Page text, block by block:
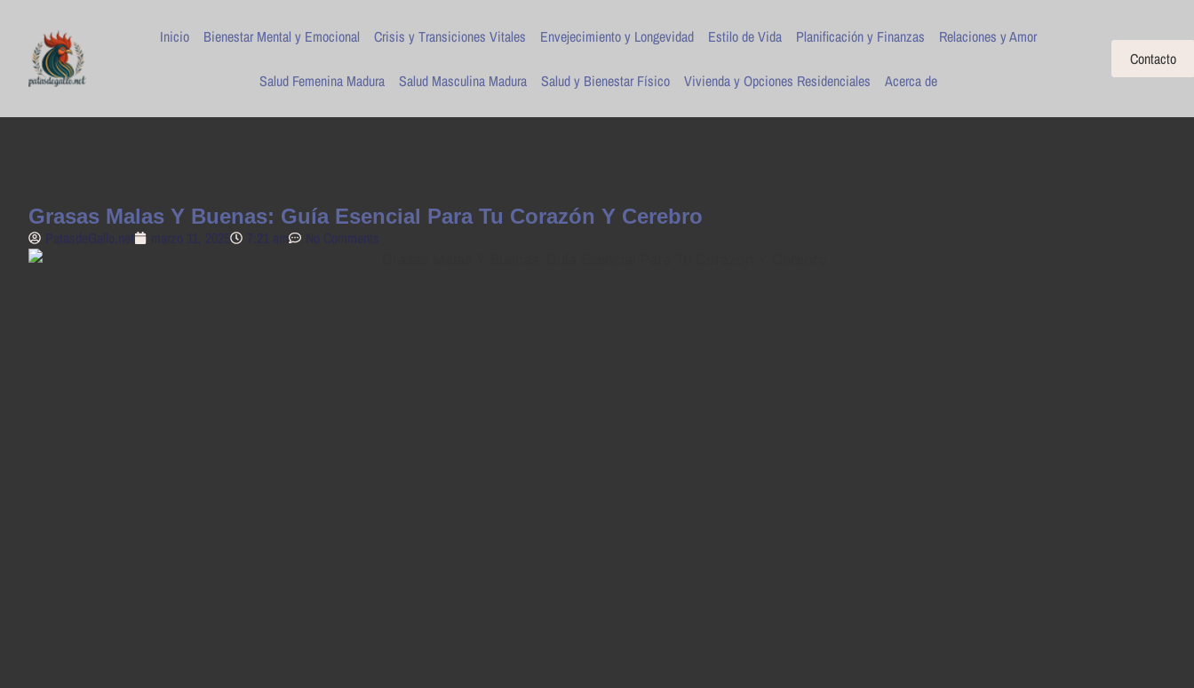
Inicio Bienestar Mental y Emocional Crisis y Transiciones Vitales Envejecimiento y Longevidad Estilo de Vida Planificación y Finanzas Relaciones y Amor
Salud Femenina Madura Salud Masculina Madura Salud y Bienestar Físico Vivienda y Opciones Residenciales Acerca de
Contacto
Grasas Malas Y Buenas: Guía Esencial Para Tu Corazón Y Cerebro
PatasdeGallo .net marzo 11, 2025 7:21 am No Comments